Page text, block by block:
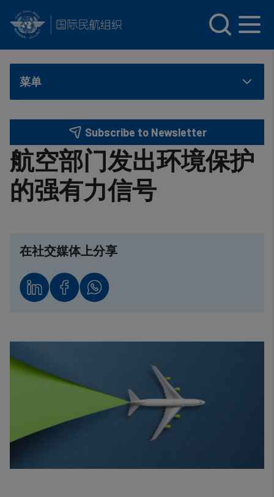
菜单
Subscribe to Newsletter
航空部门发出环境保护
的强有力信号
在社交媒体上分享